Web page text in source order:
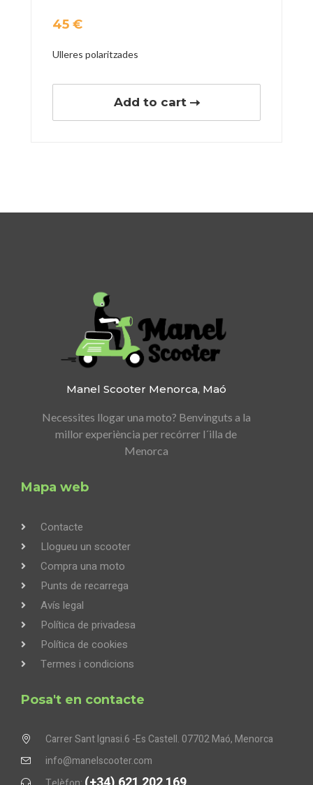
45 €
Ulleres polaritzades
Add to cart
Manel Scooter Menorca, Maó
Necessites llogar una moto? Benvinguts a la
millor experiència per recórrer l´illa de
Menorca
Mapa web
Contacte
Llogueu un scooter
Compra una moto
Punts de recarrega
Avís legal
Política de privadesa
Política de cookies
Termes i condicions
Posa't en contacte
Carrer Sant Ignasi.6 -Es Castell. 07702 Maó, Menorca
info@manelscooter.com